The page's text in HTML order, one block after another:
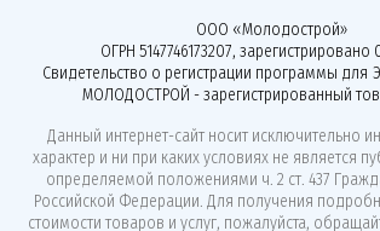
ООО «Молодострой»
ОГРН 5147746173207, зарегистрировано
Свидетельство о регистрации программы для
МОЛОДОСТРОЙ - зарегистрированный
Данный интернет-сайт носит исключительно
характер и ни при каких условиях не является
определяемой положениями ч. 2 ст. 437
Российской Федерации. Для получения
стоимости товаров и услуг, пожалуйста,